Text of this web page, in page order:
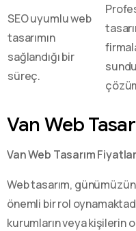
SEO uyumlu web
tasarımın
sağlandığı bir
süreç.
Van Web
Van Web Tasarım
Web tasarım,
önemli bir rol
kurumların veya kişilerin